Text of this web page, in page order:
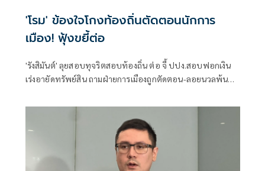
'โรม' ข้องใจโกงท้องถิ่นตัดตอนนักการ
เมือง! ฟุ้งขยี้ต่อ
'รังสิมันต์' ลุยสอบทุจริตสอบท้องถิ่น ต่อ จี้ ปปง.สอบฟอกเงิน
เร่งอายัดทรัพย์สิน ถามฝ่ายการเมืองถูกตัดตอน-ลอยนวลพ้นผิด
รัดกุมหรือไม่